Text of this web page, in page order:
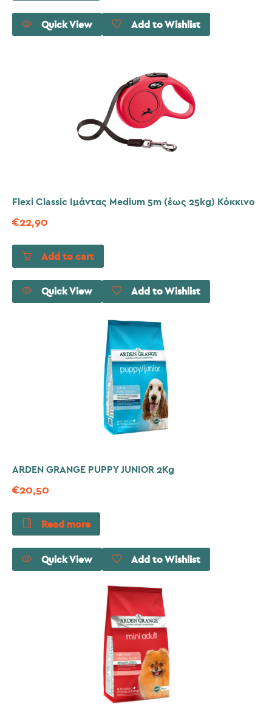
Quick View Add to Wishlist
Flexi Classic Ιμάντας Medium 5m (έως 25kg) Κόκκινο
€22,90
Add to cart
Quick View Add to Wishlist
ARDEN GRANGE PUPPY JUNIOR 2Kg
€20,50
Read more
Quick View Add to Wishlist